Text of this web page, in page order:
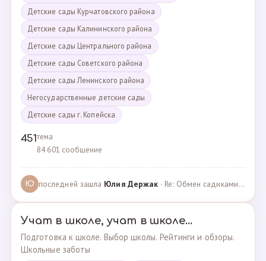
Детские сады Курчатовского района
Детские сады Калининского района
Детские сады Центрального района
Детские сады Советского района
Детские сады Ленинского района
Негосударственные детские сады
Детские сады г. Копейска
451тема
84 601 сообщение
Ю последней зашла Юлия Держак · Re: Обмен садиками, продажа путевок · 25.01.2023
Учат в школе, учат в школе...
Подготовка к школе. Выбор школы. Рейтинги и обзоры.
Школьные заботы